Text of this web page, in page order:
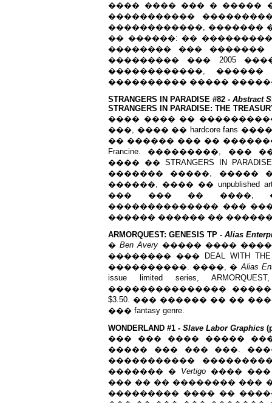
���� ���� ��� � �����
�����������
������������, �������
�� ������: ��
�������� ���
��������� ��� 2005
������������,
���������� ����� ������,
STRANGERS IN PARADISE #82 - Abstract
STRANGERS IN PARADISE: THE
���� ���� ��
���, ���� �� hardcore fans
�� ������ ��� ��
Francine. ���������,
���� �� STRANGERS IN
������� �����, �����
������, ���� �� unpublished
��� ��� �� ����,
�������������� ���
������ ������ ��
ARMORQUEST: GENESIS TP - Alias
�Ben Avery ����� ����
�������� ��� DEAL WITH
����������. ����, �Alias
issue limited series,
���������������
$3.50. ��� ������ �� ��
��� fantasy genre.
WONDERLAND #1 - Slave Labor Graphics
��� ��� ���� �����
����� ��� ��� ���.
����������� ����������
������� � Vertigo ����
��� �� �� �������� ���
��������� ���� ��